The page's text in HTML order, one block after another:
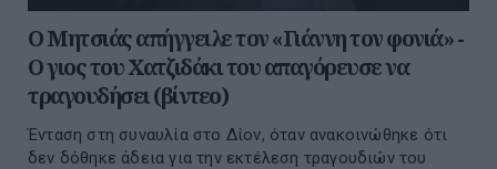
Ο Μητσιάς απήγγειλε τον «Γιάννη τον φονιά» -
Ο γιος του Χατζιδάκι του απαγόρευσε να
τραγουδήσει (βίντεο)
Ένταση στη συναυλία στο Δίον, όταν ανακοινώθηκε ότι
δεν δόθηκε άδεια για την εκτέλεση τραγουδιών του